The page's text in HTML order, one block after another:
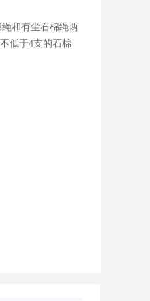
和有尘石棉绳两
低于4支的石棉